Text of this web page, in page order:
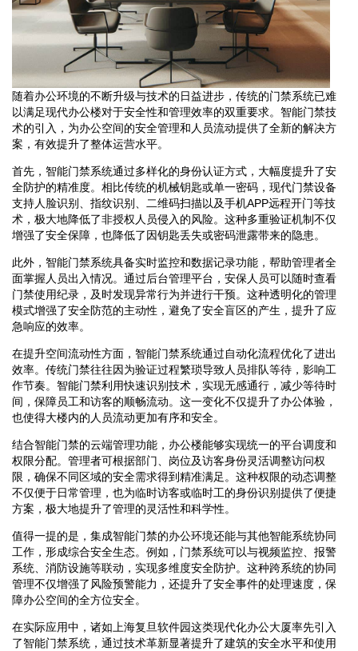
随着办公环境的不断升级与技术的日益进步，传统的门禁系统已难
以满足现代办公楼对于安全性和管理效率的双重要求。智能门禁技
术的引入，为办公空间的安全管理和人员流动提供了全新的解决方
案，有效提升了整体运营水平。
首先，智能门禁系统通过多样化的身份认证方式，大幅度提升了安
全防护的精准度。相比传统的机械钥匙或单一密码，现代门禁设备
支持人脸识别、指纹识别、二维码扫描以及手机APP远程开门等技
术，极大地降低了非授权人员侵入的风险。这种多重验证机制不仅
增强了安全保障，也降低了因钥匙丢失或密码泄露带来的隐患。
此外，智能门禁系统具备实时监控和数据记录功能，帮助管理者全
面掌握人员出入情况。通过后台管理平台，安保人员可以随时查看
门禁使用纪录，及时发现异常行为并进行干预。这种透明化的管理
模式增强了安全防范的主动性，避免了安全盲区的产生，提升了应
急响应的效率。
在提升空间流动性方面，智能门禁系统通过自动化流程优化了进出
效率。传统门禁往往因为验证过程繁琐导致人员排队等待，影响工
作节奏。智能门禁利用快速识别技术，实现无感通行，减少等待时
间，保障员工和访客的顺畅流动。这一变化不仅提升了办公体验，
也使得大楼内的人员流动更加有序和安全。
结合智能门禁的云端管理功能，办公楼能够实现统一的平台调度和
权限分配。管理者可根据部门、岗位及访客身份灵活调整访问权
限，确保不同区域的安全需求得到精准满足。这种权限的动态调整
不仅便于日常管理，也为临时访客或临时工的身份识别提供了便捷
方案，极大地提升了管理的灵活性和科学性。
值得一提的是，集成智能门禁的办公环境还能与其他智能系统协同
工作，形成综合安全生态。例如，门禁系统可以与视频监控、报警
系统、消防设施等联动，实现多维度安全防护。这种跨系统的协同
管理不仅增强了风险预警能力，还提升了安全事件的处理速度，保
障办公空间的全方位安全。
在实际应用中，诸如上海复旦软件园这类现代化办公大厦率先引入
了智能门禁系统，通过技术革新显著提升了建筑的安全水平和使用